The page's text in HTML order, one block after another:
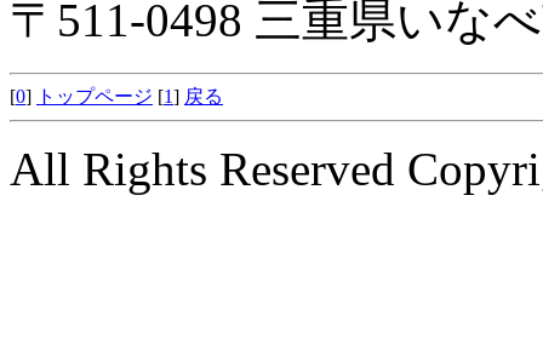
〒511-0498 三重県いな
[0] トップページ [1] 戻る
All Rights Reserved